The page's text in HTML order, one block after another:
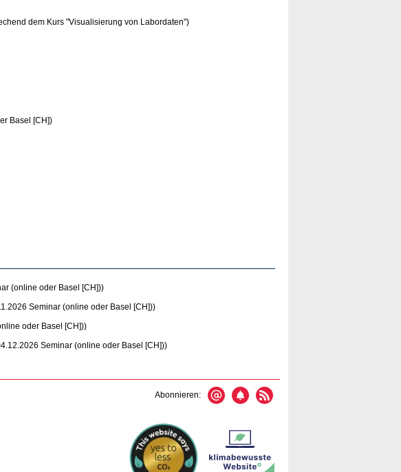
dem Kurs "Visualisierung von Labordaten")
Basel [CH])
(online oder Basel [CH]))
Seminar (online oder Basel [CH]))
oder Basel [CH]))
Seminar (online oder Basel [CH]))
Abonnieren: